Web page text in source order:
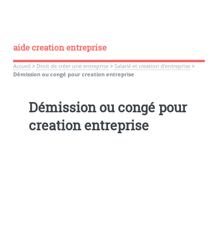
aide creation entreprise
Accueil > Droit de créer une entreprise> Salarié et creation d’entreprise>
Démission ou congé pour creation entreprise
Démission ou congé pour
creation entreprise